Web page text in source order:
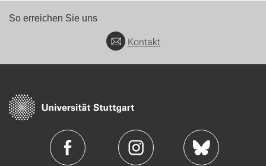
So erreichen Sie uns
Kontakt